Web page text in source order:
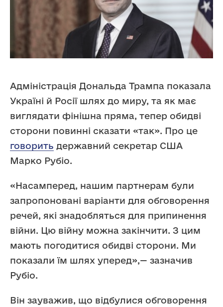
Адміністрація Дональда Трампа показала
Україні й Росії шлях до миру, та як має
виглядати фінішна пряма, тепер обидві
сторони повинні сказати «так». Про це
говорить державний секретар США
Марко Рубіо.
«Насамперед, нашим партнерам були
запропоновані варіанти для обговорення
речей, які знадобляться для припинення
війни. Цю війну можна закінчити. З цим
мають погодитися обидві сторони. Ми
показали їм шлях уперед»,— зазначив
Рубіо.
Він зауважив, що відбулися обговорення